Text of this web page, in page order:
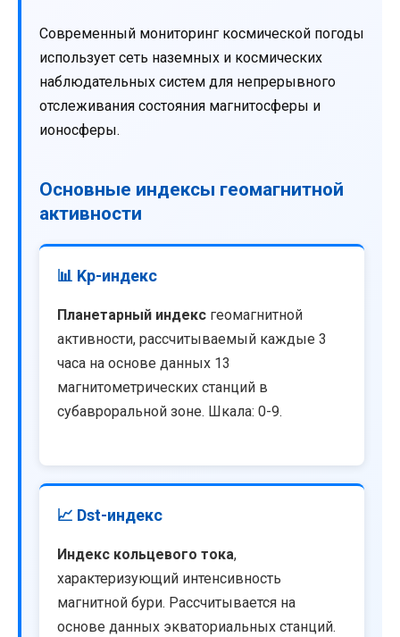
Современный мониторинг космической погоды
использует сеть наземных и космических
наблюдательных систем для непрерывного
отслеживания состояния магнитосферы и
ионосферы.
Основные индексы геомагнитной
активности
📊 Kp-индекс
Планетарный индекс геомагнитной
активности, рассчитываемый каждые 3
часа на основе данных 13
магнитометрических станций в
субавроральной зоне. Шкала: 0-9.
📈 Dst-индекс
Индекс кольцевого тока,
характеризующий интенсивность
магнитной бури. Рассчитывается на
основе данных экваториальных станций.